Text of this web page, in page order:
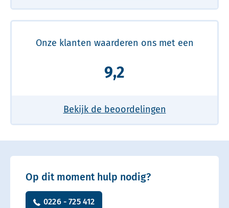
Onze klanten waarderen ons met een
9,2
Bekijk de beoordelingen
Op dit moment hulp nodig?
0226 - 725 412